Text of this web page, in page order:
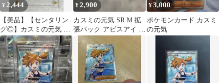
¥ 2,444
【美品】【センタリン
グ◎】カスミの元気 SR
108/081
¥2,900
カスミの元気 SR M 拡
張パック アビスアイ キ
ラ 108/081
¥3,000
ポケモンカード カスミ
の元気